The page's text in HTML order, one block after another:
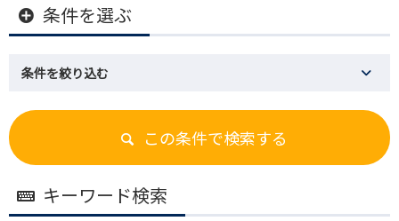
条件を選ぶ
条件を絞り込む
この条件で検索する
キーワード検索